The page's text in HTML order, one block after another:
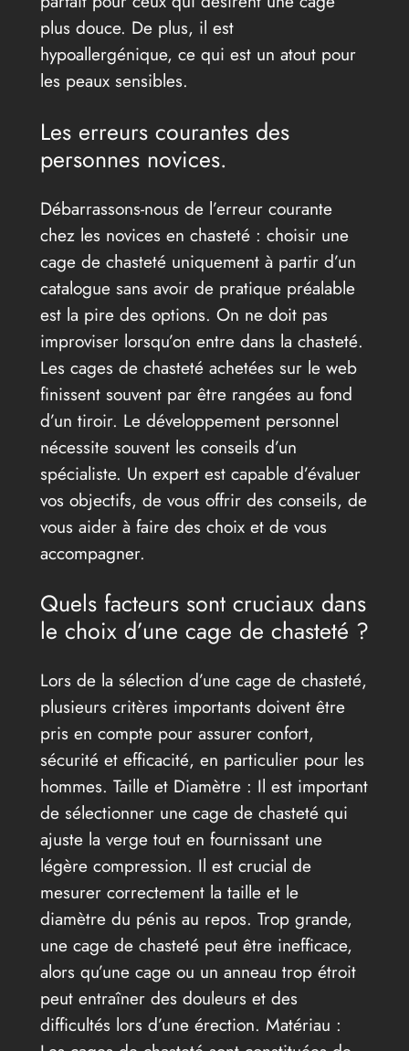
plus douce. De plus, il est
hypoallergénique, ce qui est un atout pour
les peaux sensibles.
Les erreurs courantes des
personnes novices.
Débarrassons-nous de l’erreur courante
chez les novices en chasteté : choisir une
cage de chasteté uniquement à partir d’un
catalogue sans avoir de pratique préalable
est la pire des options. On ne doit pas
improviser lorsqu’on entre dans la chasteté.
Les cages de chasteté achetées sur le web
finissent souvent par être rangées au fond
d’un tiroir. Le développement personnel
nécessite souvent les conseils d’un
spécialiste. Un expert est capable d’évaluer
vos objectifs, de vous offrir des conseils, de
vous aider à faire des choix et de vous
accompagner.
Quels facteurs sont cruciaux dans
le choix d’une cage de chasteté ?
Lors de la sélection d’une cage de chasteté,
plusieurs critères importants doivent être
pris en compte pour assurer confort,
sécurité et efficacité, en particulier pour les
hommes. Taille et Diamètre : Il est important
de sélectionner une cage de chasteté qui
ajuste la verge tout en fournissant une
légère compression. Il est crucial de
mesurer correctement la taille et le
diamètre du pénis au repos. Trop grande,
une cage de chasteté peut être inefficace,
alors qu’une cage ou un anneau trop étroit
peut entraîner des douleurs et des
difficultés lors d’une érection. Matériau :